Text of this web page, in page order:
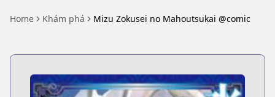
Home Khám phá Mizu Zokusei no Mahoutsukai @comic